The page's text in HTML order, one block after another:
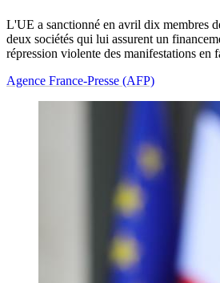
L'UE a sanctionné en avril dix membres
deux sociétés qui lui assurent un
répression violente des manifestations en
Agence France-Presse (AFP)